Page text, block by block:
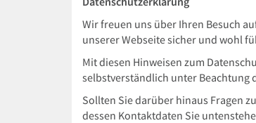
Wir freuen uns über Ihren Besuch
unserer Webseite sicher und wohl
Mit diesen Hinweisen zum
selbstverständlich unter Beachtung
Sollten Sie darüber hinaus Fragen
dessen Kontaktdaten Sie